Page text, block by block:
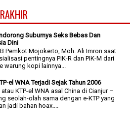
Suburnya Seks Bebas Dan
Dini
Pemkot Mojokerto, Moh. Ali Imron saat
pentingnya PIK-R dan PIK-M dari
warung kopi lainnya...
el WNA Terjadi Sejak Tahun 2006
KTP-el WNA asal China di Cianjur –
seolah-olah sama dengan e-KTP yang
jadi bahan hoax....